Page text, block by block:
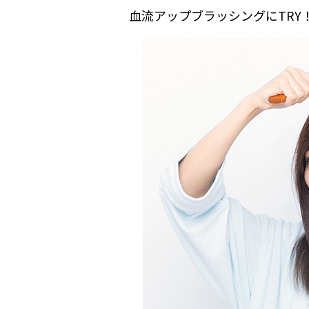
血流アップブラッシングにTRY